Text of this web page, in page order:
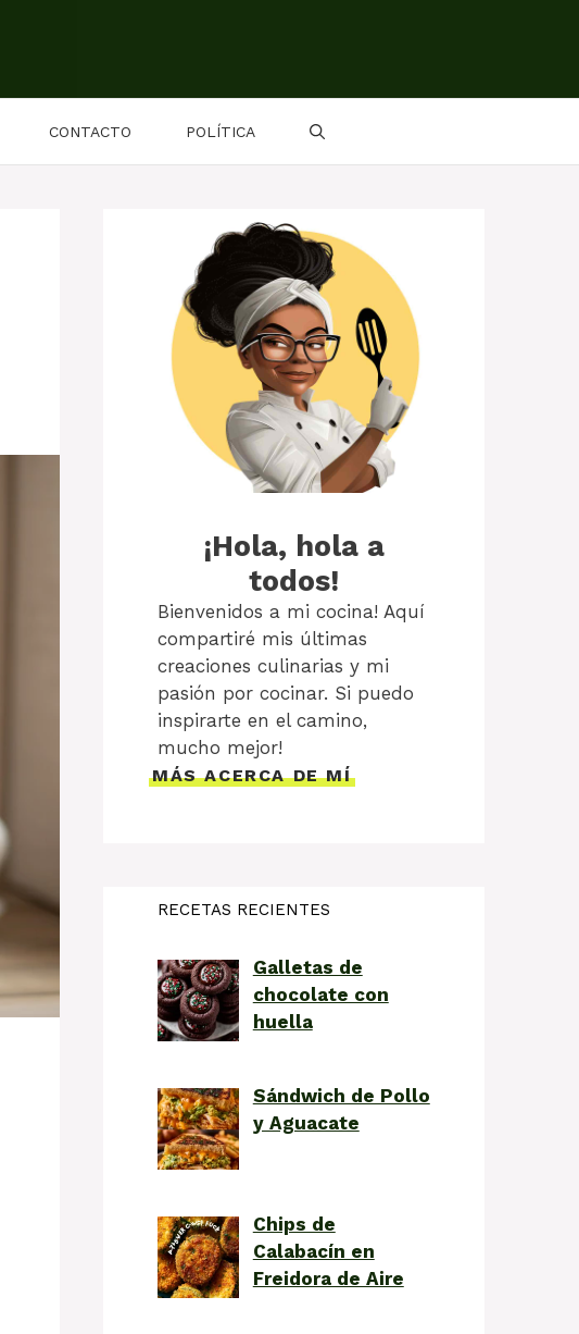
CONTACTO POLÍTICA
¡Hola, hola a
todos!
Bienvenidos a mi cocina! Aquí
compartiré mis últimas
creaciones culinarias y mi
pasión por cocinar. Si puedo
inspirarte en el camino,
mucho mejor!
MÁS ACERCA DE MÍ
RECETAS RECIENTES
Galletas de
chocolate con
huella
Sándwich de Pollo
y Aguacate
Chips de
Calabacín en
Freidora de Aire